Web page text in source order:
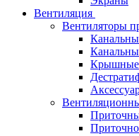
Вентиляция
Вентиляторы
Крышные